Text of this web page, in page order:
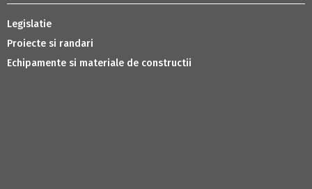
Legislatie
Proiecte si randari
Echipamente si materiale de constructii